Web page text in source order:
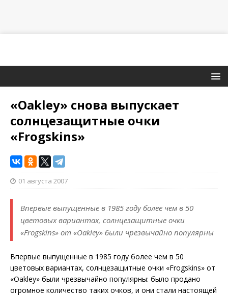
«Oakley» снова выпускает
солнцезащитные очки
«Frogskins»
01 августа 2007
Впервые выпущенные в 1985 году более чем в 50
цветовых вариантах, солнцезащитные очки
«Frogskins» от «Oakley» были чрезвычайно популярны
Впервые выпущенные в 1985 году более чем в 50
цветовых вариантах, солнцезащитные очки «Frogskins» от
«Oakley» были чрезвычайно популярны: было продано
огромное количество таких очков, и они стали настоящей